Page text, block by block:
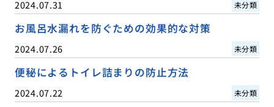
2024.07.31 未分類
お風呂水漏れを防ぐための効果的な対策
2024.07.26 未分類
便秘によるトイレ詰まりの防止方法
2024.07.22 未分類